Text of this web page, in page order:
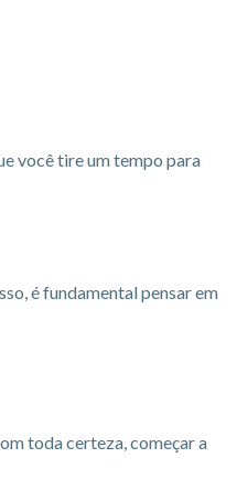
você tire um tempo para
é fundamental pensar em
toda certeza, começar a